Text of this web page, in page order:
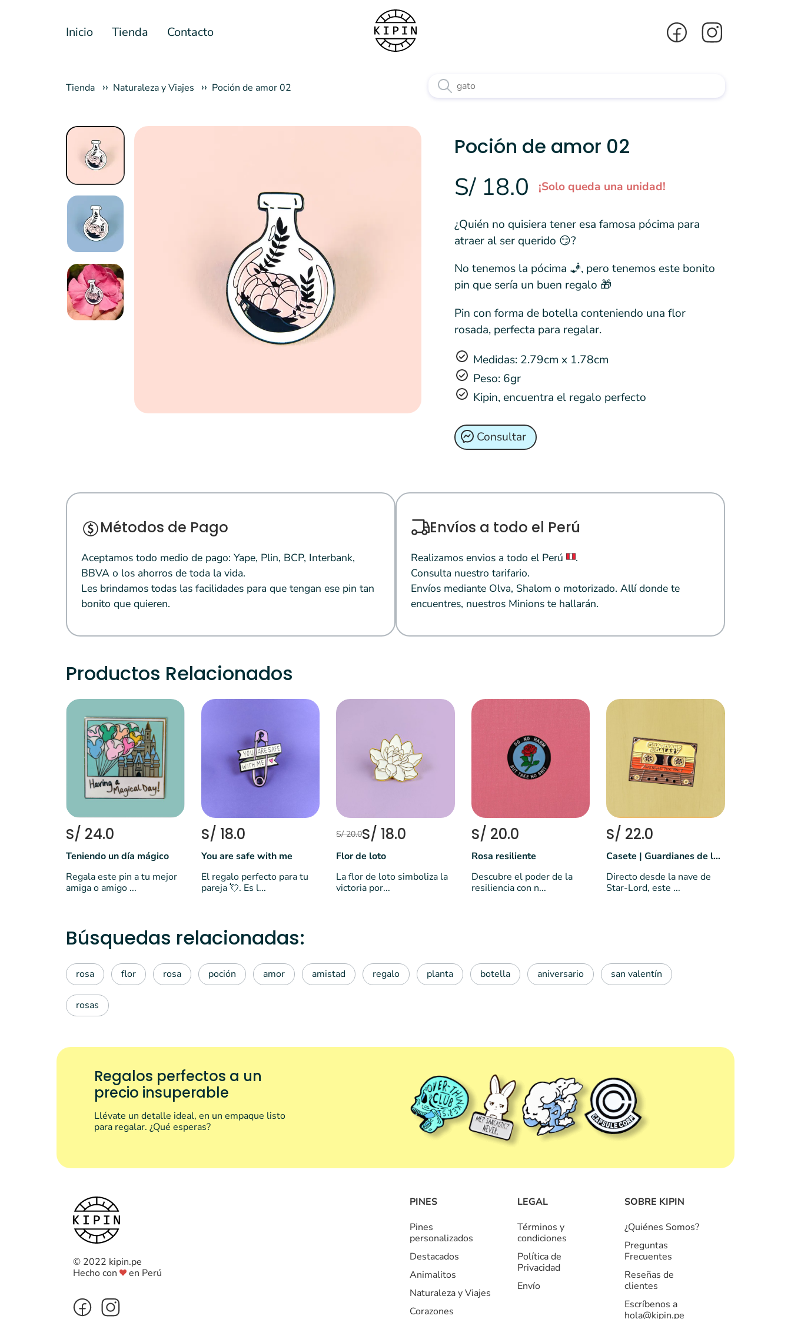
Inicio Tienda Contacto
Tienda Naturaleza y Viajes Poción de amor 02
Poción de amor 02
S/ 18.0 ¡Solo queda una unidad!
¿Quién no quisiera tener esa famosa pócima para
atraer al ser querido 😏?
No tenemos la pócima 🧞, pero tenemos este bonito
pin que sería un buen regalo 🎁
Pin con forma de botella conteniendo una flor
rosada, perfecta para regalar.
Medidas: 2.79cm x 1.78cm
Peso: 6gr
Kipin, encuentra el regalo perfecto
Consultar
Métodos de Pago
Aceptamos todo medio de pago: Yape, Plin, BCP, Interbank,
BBVA o los ahorros de toda la vida.
Les brindamos todas las facilidades para que tengan ese pin tan
bonito que quieren.
Envíos a todo el Perú
Realizamos envios a todo el Perú
.
Consulta nuestro tarifario.
Envíos mediante Olva, Shalom o motorizado. Allí donde te
encuentres, nuestros Minions te hallarán.
Productos Relacionados
S/ 24.0
Teniendo un día mágico
Regala este pin a tu mejor
amiga o amigo ...
S/ 18.0
You are safe with me
El regalo perfecto para tu
pareja 💘. Es l...
S/ 20.0S/ 18.0
Flor de loto
La flor de loto simboliza la
victoria por...
S/ 20.0
Rosa resiliente
Descubre el poder de la
resiliencia con n...
S/ 22.0
Casete | Guardianes de la galáxia
Directo desde la nave de
Star-Lord, este ...
Búsquedas relacionadas:
rosa flor rosa poción amor amistad regalo planta botella aniversario san valentín
rosas
Regalos perfectos a un
precio insuperable
Llévate un detalle ideal, en un empaque listo
para regalar. ¿Qué esperas?
© 2022 kipin.pe
Hecho con
en Perú
PINES
Pines
personalizados
Destacados
Animalitos
Naturaleza y Viajes
Corazones
LEGAL
Términos y
condiciones
Política de
Privacidad
Envío
SOBRE KIPIN
¿Quiénes Somos?
Preguntas
Frecuentes
Reseñas de
clientes
Escríbenos a
hola@kipin.pe